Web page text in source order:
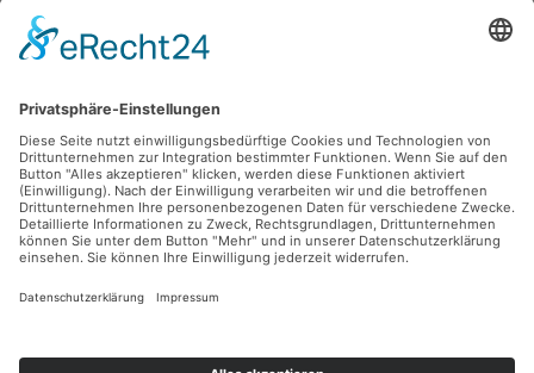
Vertrag widerrufen
Zahlungsarten
Sicher Einkaufen
Ladengeschäft
Newsletter